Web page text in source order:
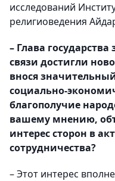
исследований
религиоведения
– Глава
связи достигли
внося
социально-
благополучие
вашему мнению,
интерес сторон в
сотрудничества?
– Этот интерес